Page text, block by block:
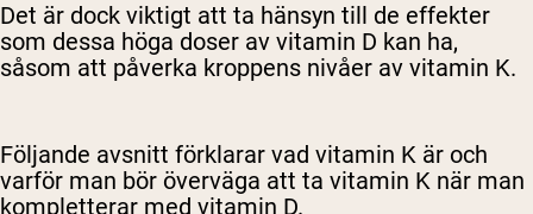
Det är dock viktigt att ta hänsyn till de effekter
som dessa höga doser av vitamin D kan ha,
såsom att påverka kroppens nivåer av vitamin K.
Följande avsnitt förklarar vad vitamin K är och
varför man bör överväga att ta vitamin K när man
kompletterar med vitamin D.